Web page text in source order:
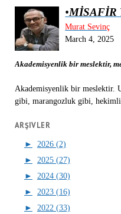
•MİSAFİR
Murat Sevinç
March 4, 2025
Akademisyenlik bir meslektir,
Akademisyenlik bir meslektir.
gibi, marangozluk gibi,
ARŞIVLER
►
2026 (2)
►
2025 (27)
►
2024 (30)
►
2023 (16)
►
2022 (33)